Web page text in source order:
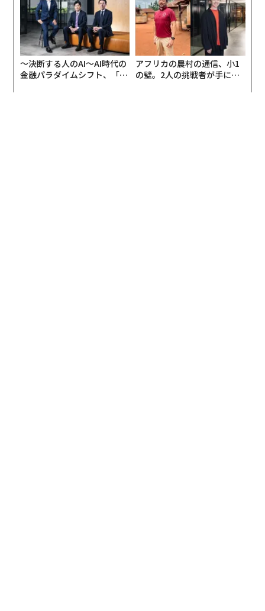
〜決断する人のAI〜AI時代の
金融パラダイムシフト、「超
アフリカの農村の通信、小1
の壁。2人の挑戦者が手にし